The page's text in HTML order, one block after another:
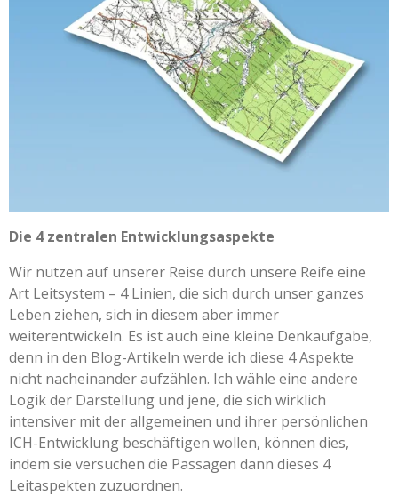
Die 4 zentralen Entwicklungsaspekte
Wir nutzen auf unserer Reise durch unsere Reife eine
Art Leitsystem – 4 Linien, die sich durch unser ganzes
Leben ziehen, sich in diesem aber immer
weiterentwickeln. Es ist auch eine kleine Denkaufgabe,
denn in den Blog-Artikeln werde ich diese 4 Aspekte
nicht nacheinander aufzählen. Ich wähle eine andere
Logik der Darstellung und jene, die sich wirklich
intensiver mit der allgemeinen und ihrer persönlichen
ICH-Entwicklung beschäftigen wollen, können dies,
indem sie versuchen die Passagen dann dieses 4
Leitaspekten zuzuordnen.